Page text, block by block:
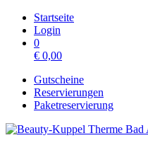
Startseite
Login
0
€ 0,00
Gutscheine
Reservierungen
Paketreservierung